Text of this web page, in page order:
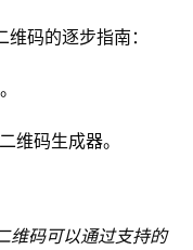
码的逐步指南：
维码生成器。
维码可以通过支持的